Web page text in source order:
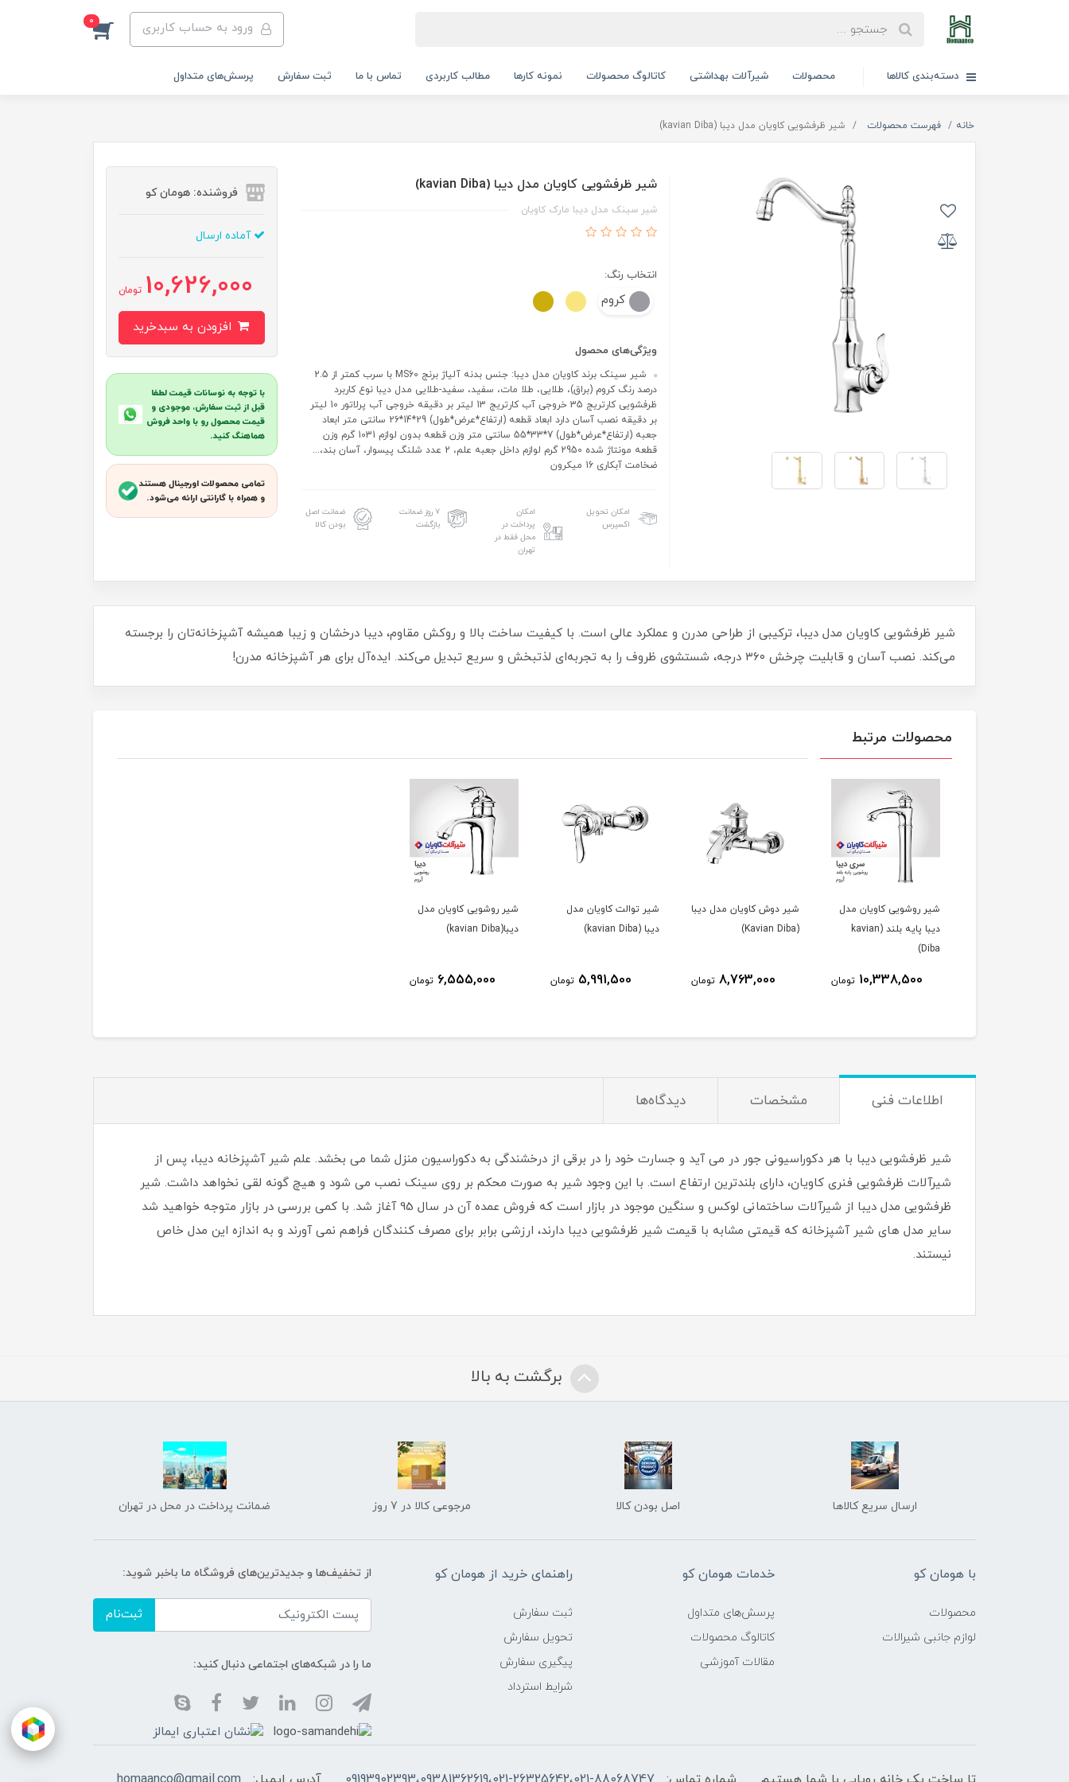
ورود به حساب کاربری 0
دسته‌بندی کالاها محصولات شیرآلات بهداشتی کاتالوگ محصولات نمونه کارها مطالب کاربردی تماس با ما ثبت سفارش پرسش‌های متداول
خانه فهرست محصولات شیر ظرفشویی کاویان مدل دیبا (kavian Diba)
شیر ظرفشویی کاویان مدل دیبا (kavian Diba)
شیر سینک مدل دیبا مارک کاویان
انتخاب رنگ:
کروم
ویژگی‌های محصول
شیر سینک برند کاویان مدل دیبا: جنس بدنه آلیاژ برنج MS60 با سرب کمتر از 2.5
درصد رنگ کروم (براق)، طلایی، طلا مات، سفید، سفید-طلایی مدل دیبا نوع کاربرد
ظرفشویی کارتریج 35 خروجی آب کارتریج 13 لیتر بر دقیقه خروجی آب پرلاتور 10 لیتر
بر دقیقه نصب آسان دارد ابعاد قطعه (ارتفاع*عرض*طول) 29*14*26 سانتی متر ابعاد
جعبه (ارتفاع*عرض*طول) 7*33*55 سانتی متر وزن قطعه بدون لوازم 1031 گرم وزن
قطعه مونتاژ شده 2950 گرم لوازم داخل جعبه علم، 2 عدد شلنگ پیسوار، آسان بند،...
ضخامت آبکاری 16 میکرون
امکان تحویل
اکسپرس
امکان
پرداخت در
محل فقط در
تهران
۷ روز ضمانت
بازگشت
ضمانت اصل
بودن کالا
فروشنده: هومان کو
آماده ارسال
10,626,000 تومان
با توجه به نوسانات قیمت لطفا
قبل از ثبت سفارش، موجودی و
قیمت محصول رو با واحد فروش
هماهنگ کنید.
تمامی محصولات اورجینال هستند
و همراه با گارانتی ارائه می‌شود.
شیر ظرفشویی کاویان مدل دیبا، ترکیبی از طراحی مدرن و عملکرد عالی است. با کیفیت ساخت بالا و روکش مقاوم، دیبا درخشان و زیبا همیشه آشپزخانه‌تان را برجسته
می‌کند. نصب آسان و قابلیت چرخش ۳۶۰ درجه، شستشوی ظروف را به تجربه‌ای لذتبخش و سریع تبدیل می‌کند. ایده‌آل برای هر آشپزخانه‌ مدرن!
محصولات مرتبط
شیر روشویی کاویان مدل
دیبا پایه بلند (kavian
Diba)
10,338,500 تومان
شیر دوش کاویان مدل دیبا
(Kavian Diba)
8,763,000 تومان
شیر توالت کاویان مدل
دیبا (kavian Diba)
5,991,500 تومان
شیر روشویی کاویان مدل
دیبا(kavian Diba)
6,555,000 تومان
اطلاعات فنی مشخصات دیدگاه‌ها
شیر ظرفشویی دیبا با هر دکوراسیونی جور در می آید و جسارت خود را در برقی از درخشندگی به دکوراسیون منزل شما می بخشد. علم شیر آشپزخانه دیبا، پس از
شیرآلات ظرفشویی فنری کاویان، دارای بلندترین ارتفاع است. با این وجود شیر به صورت محکم بر روی سینک نصب می شود و هیچ گونه لقی نخواهد داشت. شیر
ظرفشویی مدل دیبا از شیرآلات ساختمانی لوکس و سنگین موجود در بازار است که فروش عمده آن در سال 95 آغاز شد. با کمی بررسی در بازار متوجه خواهید شد
سایر مدل های شیر آشپزخانه که قیمتی مشابه با قیمت شیر ظرفشویی دیبا دارند، ارزشی برابر برای مصرف کنندگان فراهم نمی آورند و به اندازه این مدل خاص
نیستند.
برگشت به بالا
ارسال سریع کالاها اصل بودن کالا مرجوعی کالا در 7 روز ضمانت پرداخت در محل در تهران
با هومان کو
محصولات
لوازم جانبی شیرالات
خدمات هومان کو
پرسش‌های متداول
کاتالوگ محصولات
مقالات آموزشی
راهنمای خرید از هومان کو
ثبت سفارش
تحویل سفارش
پیگیری سفارش
شرایط استرداد
از تخفیف‌ها و جدیدترین‌های فروشگاه ما باخبر شوید:
ثبت‌نام
ما را در شبکه‌های اجتماعی دنبال کنید: